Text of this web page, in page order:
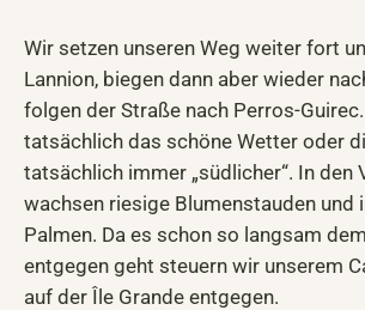
Wir setzen unseren Weg weiter fort
Lannion, biegen dann aber wieder
folgen der Straße nach Perros-
tatsächlich das schöne Wetter oder
tatsächlich immer „südlicher“. In den
wachsen riesige Blumenstauden und
Palmen. Da es schon so langsam
entgegen geht steuern wir unserem
auf der Île Grande entgegen.